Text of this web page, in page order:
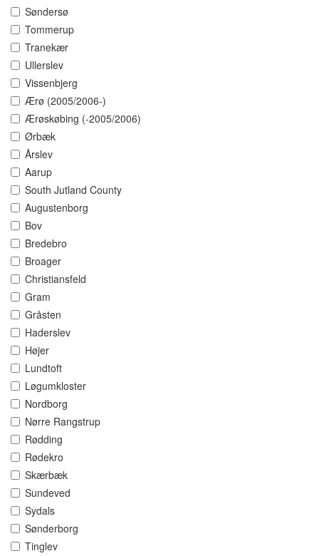
Søndersø
Tommerup
Tranekær
Ullerslev
Vissenbjerg
Ærø (2005/2006-)
Ærøskøbing (-2005/2006)
Ørbæk
Årslev
Aarup
South Jutland County
Augustenborg
Bov
Bredebro
Broager
Christiansfeld
Gram
Gråsten
Haderslev
Højer
Lundtoft
Løgumkloster
Nordborg
Nørre Rangstrup
Rødding
Rødekro
Skærbæk
Sundeved
Sydals
Sønderborg
Tinglev